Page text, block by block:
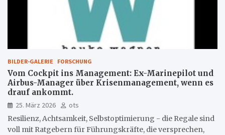
BILDER-GALERIE FORSCHUNG
Vom Cockpit ins Management: Ex-Marinepilot und
Airbus-Manager über Krisenmanagement, wenn es
drauf ankommt.
25. März 2026
ots
Resilienz, Achtsamkeit, Selbstoptimierung - die Regale sind
voll mit Ratgebern für Führungskräfte, die versprechen,